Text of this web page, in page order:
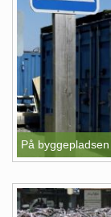
På byggepladsen